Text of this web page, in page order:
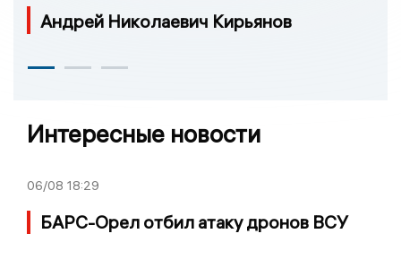
Андрей Николаевич Кирьянов
Интересные новости
06/08 18:29
БАРС-Орел отбил атаку дронов ВСУ